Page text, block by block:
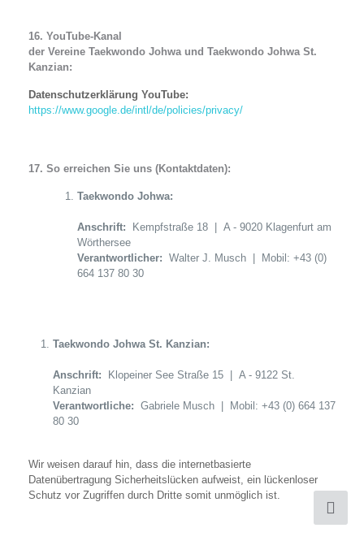
16. YouTube-Kanal
der Vereine Taekwondo Johwa und Taekwondo Johwa St.
Kanzian:
Datenschutzerklärung YouTube:
https://www.google.de/intl/de/policies/privacy/
17. So erreichen Sie uns (Kontaktdaten):
Taekwondo Johwa:
Anschrift: Kempfstraße 18 | A - 9020 Klagenfurt am
Wörthersee
Verantwortlicher: Walter J. Musch | Mobil: +43 (0)
664 137 80 30
Taekwondo Johwa St. Kanzian:
Anschrift: Klopeiner See Straße 15 | A - 9122 St.
Kanzian
Verantwortliche: Gabriele Musch | Mobil: +43 (0) 664 137
80 30
Wir weisen darauf hin, dass die internetbasierte
Datenübertragung Sicherheitslücken aufweist, ein lückenloser
Schutz vor Zugriffen durch Dritte somit unmöglich ist.